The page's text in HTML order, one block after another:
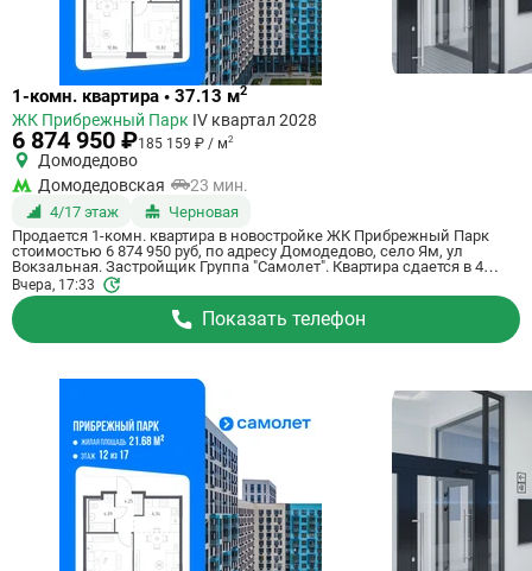
Ссылка
квартиру
1-комн. квартира • 37.13 м2
ЖК Прибрежный Парк IV квартал 2028
6 874 950 ₽185 159 ₽ / м2
Домодедово
Домодедовская
23 мин.
4/17 этаж
Черновая
Продается 1-комн. квартира в новостройке ЖК Прибрежный Парк
стоимостью 6 874 950 руб, по адресу Домодедово, село Ям, ул
Вокзальная. Застройщик Группа "Самолет". Квартира сдается в 4
квартале 2028 года с черновой отделкой, в 23 минутах на машине от
станции метро Домодедовская. Общая площадь квартиры - 37.13 кв.
м. Этаж 4 из 17. ID квартиры на СтройкиРУ 801164, скажите его когда
будете звонить.
Вчера, 17:33
Показать телефон